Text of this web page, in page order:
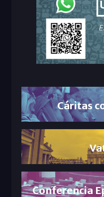
Cáritas
Conferencia